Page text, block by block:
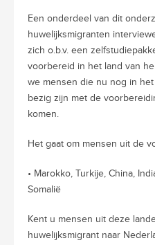
Een onderdeel van dit
huwelijksmigranten
zich o.b.v. een
voorbereid in het land van
we mensen die nu nog in
bezig zijn met de
komen.
Het gaat om mensen uit de
• Marokko, Turkije, China,
Somalië
Kent u mensen uit deze
huwelijksmigrant naar